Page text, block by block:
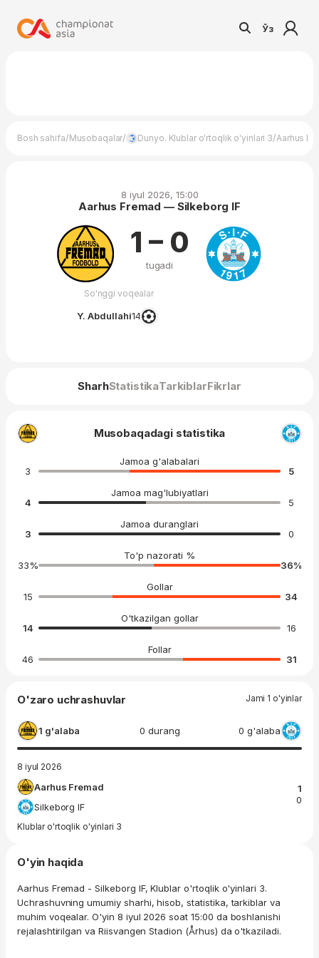
Ўз
Bosh sahifa/Musobaqalar/ Dunyo. Klublar o'rtoqlik o'yinlari 3/Aarhus
8 iyul 2026, 15:00
Aarhus Fremad — Silkeborg IF
So'nggi voqealar
Y. Abdullahi14′
1 – 0
tugadi
SharhStatistikaTarkiblarFikrlar
Musobaqadagi statistika
Jamoa g'alabalari
3
5
Jamoa mag'lubiyatlari
4
5
Jamoa duranglari
3
0
To'p nazorati %
33% 36%
Gollar
15
34
O'tkazilgan gollar
14
16
Follar
46
31
O'zaro uchrashuvlar Jami 1 o'yinlar
1 g'alaba 0 durang 0 g'alaba
8 iyul 2026
Aarhus Fremad
Silkeborg IF
1
0
Klublar o'rtoqlik o'yinlari 3
O'yin haqida
Aarhus Fremad - Silkeborg IF, Klublar o'rtoqlik o'yinlari 3.
Uchrashuvning umumiy sharhi, hisob, statistika, tarkiblar va
muhim voqealar. O'yin 8 iyul 2026 soat 15:00 da boshlanishi
rejalashtirilgan va Riisvangen Stadion (Århus) da o'tkaziladi.